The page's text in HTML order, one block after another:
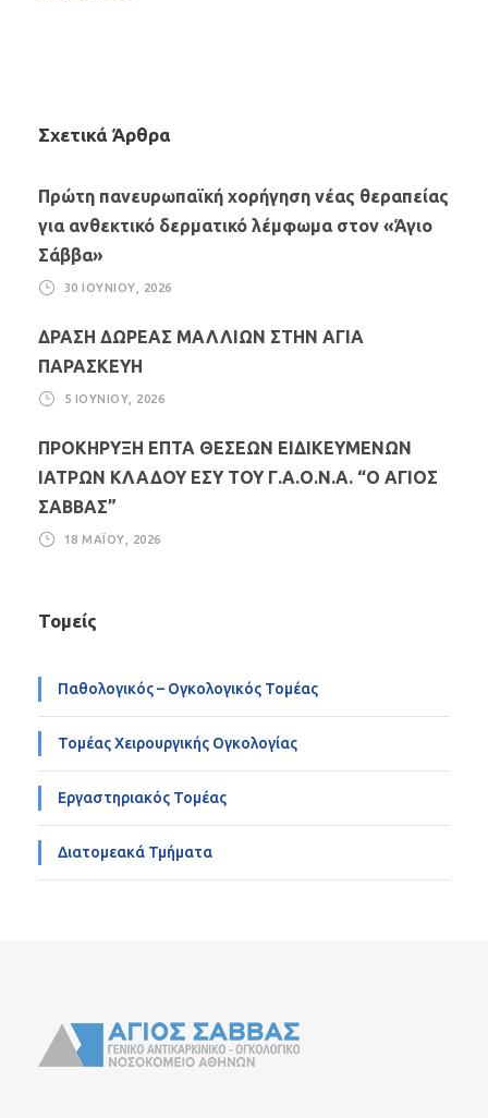
Σχετικά Άρθρα
Πρώτη πανευρωπαϊκή χορήγηση νέας θεραπείας
για ανθεκτικό δερματικό λέμφωμα στον «Άγιο
Σάββα»
30 ΙΟΥΝΊΟΥ, 2026
ΔΡΑΣΗ ΔΩΡΕΑΣ ΜΑΛΛΙΩΝ ΣΤΗΝ ΑΓΙΑ
ΠΑΡΑΣΚΕΥΗ
5 ΙΟΥΝΊΟΥ, 2026
ΠΡΟΚΗΡΥΞΗ ΕΠΤΑ ΘΕΣΕΩΝ ΕΙΔΙΚΕΥΜΕΝΩΝ
ΙΑΤΡΩΝ ΚΛΑΔΟΥ ΕΣΥ ΤΟΥ Γ.Α.Ο.Ν.Α. “Ο ΑΓΙΟΣ
ΣΑΒΒΑΣ”
18 ΜΑΪ́ΟΥ, 2026
Τομείς
Παθολογικός – Ογκολογικός Τομέας
Τομέας Χειρουργικής Ογκολογίας
Εργαστηριακός Τομέας
Διατομεακά Τμήματα